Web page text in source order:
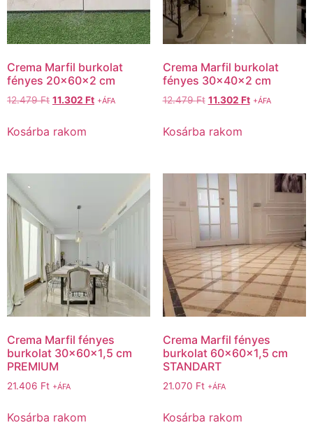
Crema Marfil burkolat
fényes 20x60x2 cm
12.479Ft 11.302 Ft +ÁFA
Kosárba rakom
Crema Marfil burkolat
fényes 30x40x2 cm
12.479Ft 11.302 Ft +ÁFA
Kosárba rakom
Crema Marfil fényes
burkolat 30x60x1,5 cm
PREMIUM
21.406 Ft +ÁFA
Kosárba rakom
Crema Marfil fényes
burkolat 60x60x1,5 cm
STANDART
21.070 Ft +ÁFA
Kosárba rakom